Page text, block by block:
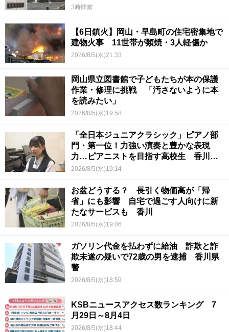
い
3時間前
【6日鎮火】岡山・早島町の住宅密集地で
建物火事 11世帯が類焼・3人軽傷か
2026/8/5(水)21:33
岡山県立図書館で子どもたちが本の保護
作業・修理に挑戦 「汚さないように本
を読みたい」
2026/8/5(水)19:58
「全日本ジュニアクラシック」ピアノ部
門・第一位！力強い演奏と豊かな表現
力…ピアニストを目指す高校生 香川
【青春のキセキ】
2026/8/5(水)19:14
お盆どうする？ 長引く物価高が「帰
省」にも影響 自宅で過ごす人向けに新
たなサービスも 香川
2026/8/5(水)19:06
ガソリン代金を払わずに給油 詐欺と詐
欺未遂の疑いで72歳の男を逮捕 香川県
警
2026/8/5(水)18:59
KSBニュースアクセス数ランキング 7
月29日～8月4日
2026/8/5(水)18:44